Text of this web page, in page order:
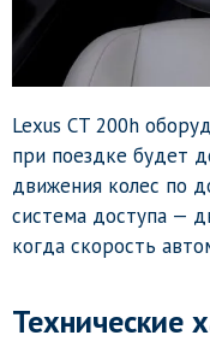
Lexus CT 200h
при поездке будет
движения колес по
система доступа —
когда скорость
Технические